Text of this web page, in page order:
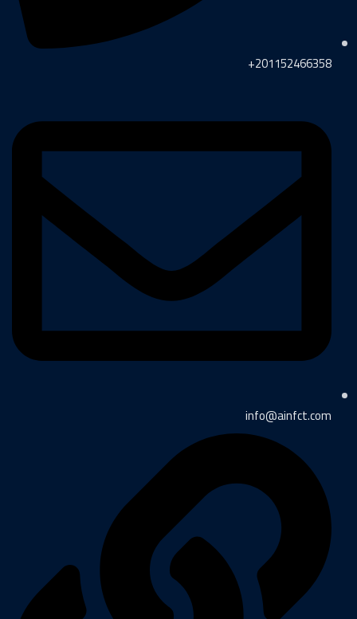
201152466358+
info@ainfct.com